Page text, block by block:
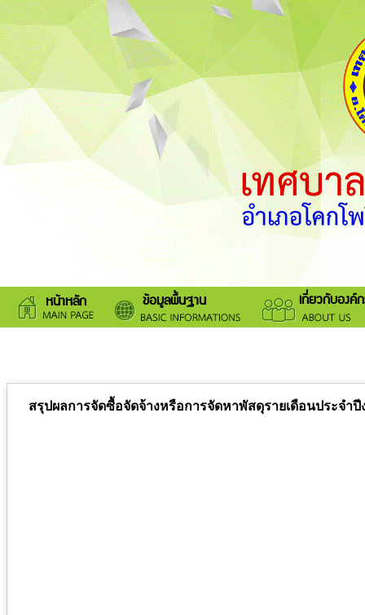
หน้าหลัก ข้อมูลพื้นฐาน เกี่ยวกับองค์
สรุปผลการจัดซื้อจัดจ้างหรือการจัดหาพัสดุรายเดือนประจำปี